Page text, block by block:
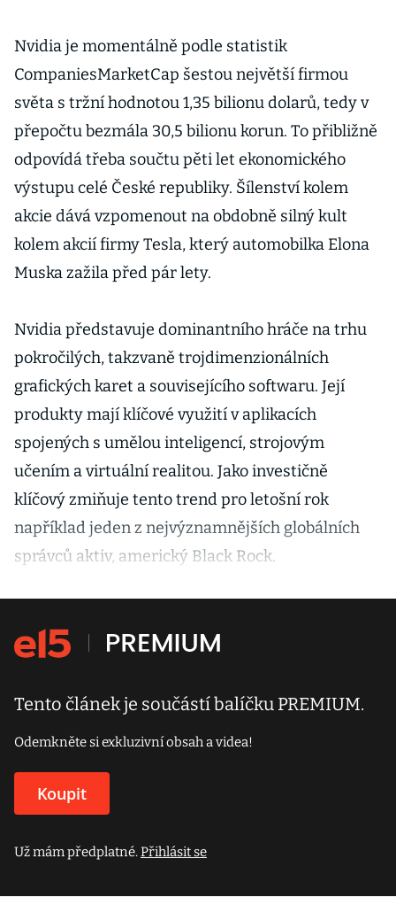
Nvidia je momentálně podle statistik
CompaniesMarketCap šestou největší firmou
světa s tržní hodnotou 1,35 bilionu dolarů, tedy v
přepočtu bezmála 30,5 bilionu korun. To přibližně
odpovídá třeba součtu pěti let ekonomického
výstupu celé České republiky. Šílenství kolem
akcie dává vzpomenout na obdobně silný kult
kolem akcií firmy Tesla, který automobilka Elona
Muska zažila před pár lety.
Nvidia představuje dominantního hráče na trhu
pokročilých, takzvaně trojdimenzionálních
grafických karet a souvisejícího softwaru. Její
produkty mají klíčové využití v aplikacích
spojených s umělou inteligencí, strojovým
učením a virtuální realitou. Jako investičně
klíčový zmiňuje tento trend pro letošní rok
například jeden z nejvýznamnějších globálních
správců aktiv, americký Black Rock.
Tento článek je součástí balíčku PREMIUM.
Odemkněte si exkluzivní obsah a videa!
Koupit
Už mám předplatné.Přihlásit se